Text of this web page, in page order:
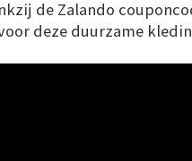
de Zalando
deze duurzame